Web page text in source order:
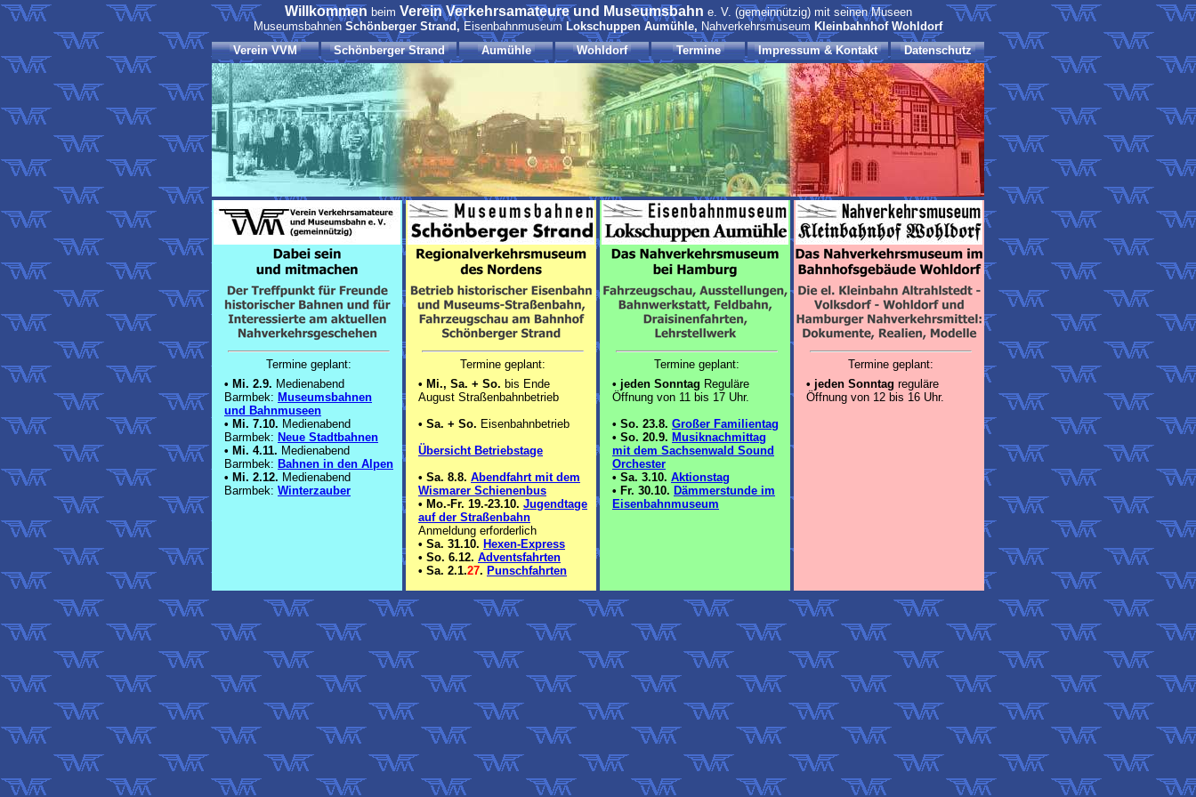
Willkommen beim Verein Verkehrsamateure und Museumsbahn e. V. (gemeinnützig) mit seinen Museen
Museumsbahnen Schönberger Strand, Eisenbahnmuseum Lokschuppen Aumühle, Nahverkehrsmuseum Kleinbahnhof Wohldorf
Verein VVM
Schönberger Strand Aumühle Wohldorf Termine Impressum & Kontakt Datenschutz
Termine geplant:
• Mi. 2.9. Medienabend
Barmbek: Museumsbahnen
und Bahnmuseen
• Mi. 7.10. Medienabend
Barmbek: Neue Stadtbahnen
• Mi. 4.11. Medienabend
Barmbek: Bahnen in den Alpen
• Mi. 2.12. Medienabend
Barmbek: Winterzauber
Termine geplant:
• Mi., Sa. + So. bis Ende
August Straßenbahnbetrieb
• Sa. + So. Eisenbahnbetrieb
Übersicht Betriebstage
• Sa. 8.8. Abendfahrt mit dem
Wismarer Schienenbus
• Mo.-Fr. 19.-23.10. Jugendtage
auf der Straßenbahn
Anmeldung erforderlich
• Sa. 31.10. Hexen-Express
• So. 6.12. Adventsfahrten
• Sa. 2.1.27. Punschfahrten
Termine geplant:
• jeden Sonntag Reguläre
Öffnung von 11 bis 17 Uhr.
• So. 23.8. Großer Familientag
• So. 20.9. Musiknachmittag
mit dem Sachsenwald Sound
Orchester
• Sa. 3.10. Aktionstag
• Fr. 30.10. Dämmerstunde im
Eisenbahnmuseum
Termine geplant:
• jeden Sonntag reguläre
Öffnung von 12 bis 16 Uhr.